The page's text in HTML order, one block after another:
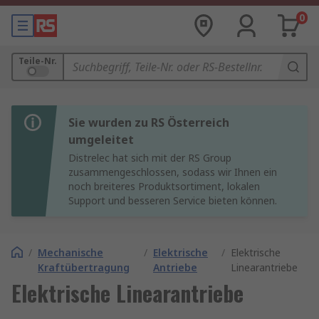
0
Teile-Nr.
Sie wurden zu RS Österreich
umgeleitet
Distrelec hat sich mit der RS Group
zusammengeschlossen, sodass wir Ihnen ein
noch breiteres Produktsortiment, lokalen
Support und besseren Service bieten können.
/ Mechanische
Kraftübertragung
/ Elektrische
Antriebe
/ Elektrische
Linearantriebe
Elektrische Linearantriebe